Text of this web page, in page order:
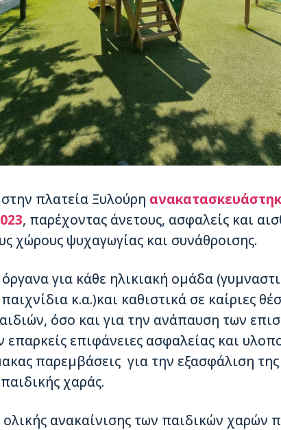
πλατεία Ξυλούρη
, παρέχοντας άνετους, ασφαλείς και
χώρους ψυχαγωγίας και συνάθροισης.
για κάθε ηλικιακή ομάδα
κ.α.)και καθιστικά σε καίριες
όσο και για την ανάπαυση των
επιφάνειες ασφαλείας και
παρεμβάσεις για την εξασφάλιση
χαράς.
ανακαίνισης των παιδικών χαρών